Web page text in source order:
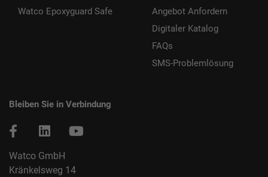
Watco Epoxyguard Safe
Angebot Anfordern
Digitaler Katalog
FAQs
SMS-Problemlösung
Bleiben Sie in Verbindung
Watco GmbH
Kränkelsweg 14